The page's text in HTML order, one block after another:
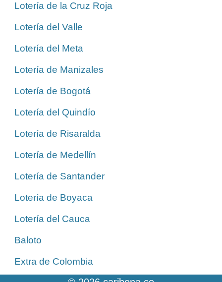
Lotería de la Cruz Roja
Lotería del Valle
Lotería del Meta
Lotería de Manizales
Lotería de Bogotá
Lotería del Quindío
Lotería de Risaralda
Lotería de Medellín
Lotería de Santander
Lotería de Boyaca
Lotería del Cauca
Baloto
Extra de Colombia